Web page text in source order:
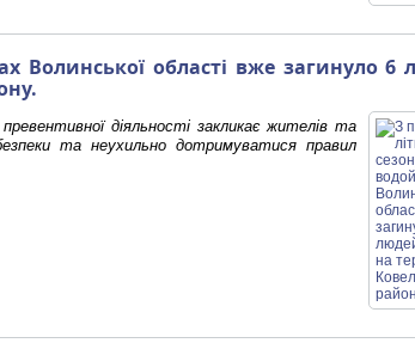
Волинської області вже загинуло 6
діяльності закликає жителів та
та неухильно дотримуватися правил